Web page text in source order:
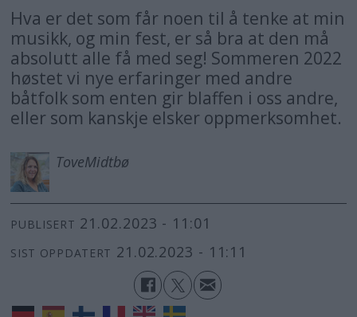
Hva er det som får noen til å tenke at min
musikk, og min fest, er så bra at den må
absolutt alle få med seg! Sommeren 2022
høstet vi nye erfaringer med andre
båtfolk som enten gir blaffen i oss andre,
eller som kanskje elsker oppmerksomhet.
ToveMidtbø
PUBLISERT 21.02.2023 - 11:01
SIST OPPDATERT 21.02.2023 - 11:11